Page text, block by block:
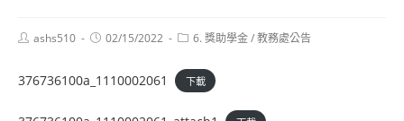
Postashs510
Post02/15/2022
Post6. 獎助學金/教務處公告
376736100a_1110002061 下載